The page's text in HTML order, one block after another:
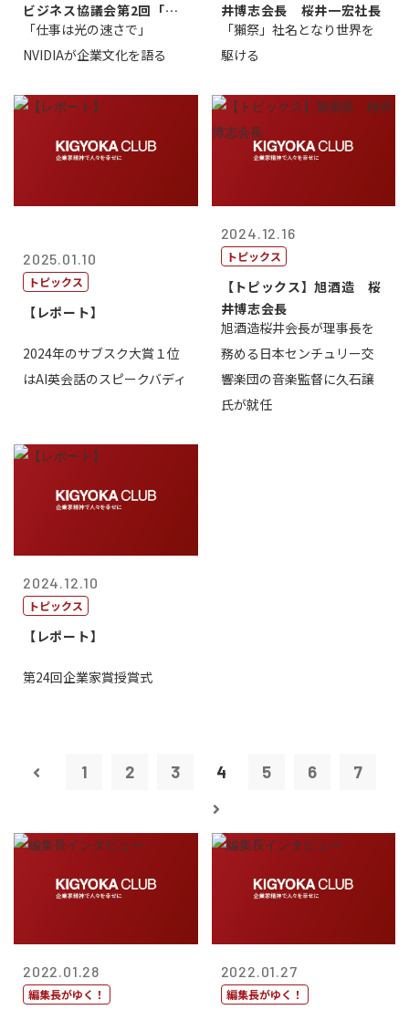
ビジネス協議会第2回「起
業から成功へ...
「仕事は光の速さで」
NVIDIAが企業文化を語る
井博志会長 桜井一宏社長
「獺祭」社名となり世界を
駆ける
2025.01.10
トピックス
【レポート】
2024年のサブスク大賞１位
はAI英会話のスピークバディ
2024.12.16
トピックス
【トピックス】旭酒造 桜
井博志会長
旭酒造桜井会長が理事長を
務める日本センチュリー交
響楽団の音楽監督に久石譲
氏が就任
2024.12.10
トピックス
【レポート】
第24回企業家賞授賞式
1 2 3 4 5 6 7
2022.01.28
編集長がゆく！
2022.01.27
編集長がゆく！